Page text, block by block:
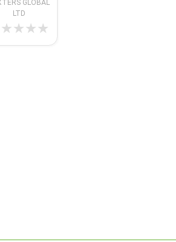
GLOBAL
LTD
★★★★